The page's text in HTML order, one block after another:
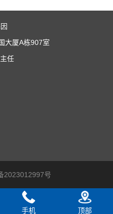
大厦A栋907室
任
2023012997号
手机 顶部